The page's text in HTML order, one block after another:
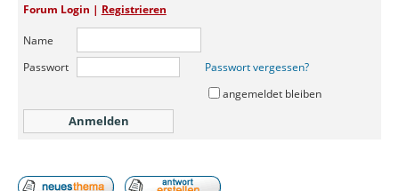
Forum Login | Registrieren
Name
Passwort
Passwort vergessen?
angemeldet bleiben